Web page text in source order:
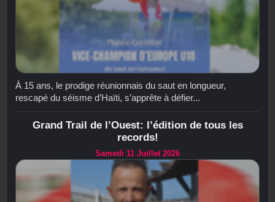
À 15 ans, le prodige réunionnais du saut en longueur,
rescapé du séisme d’Haïti, s’apprête à défier...
Grand Trail de l’Ouest: l’édition de tous les
records!
Samedi 11 Juillet 2026